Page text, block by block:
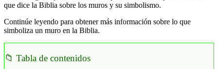
que dice la Biblia sobre los muros y su simbolismo.
Continúe leyendo para obtener más información sobre lo que
simboliza un muro en la Biblia.
📁 Tabla de contenidos